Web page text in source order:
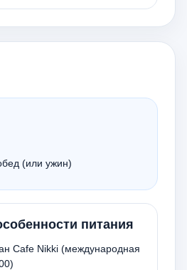
(или ужин)
питания
Cafe Nikki (международная